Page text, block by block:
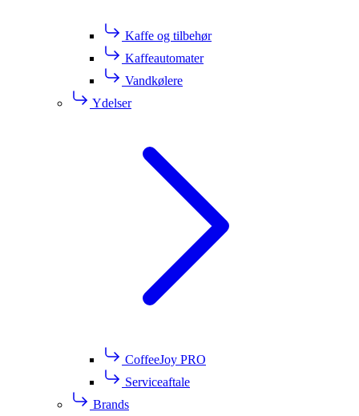
Kaffe og tilbehør
Kaffeautomater
Vandkølere
Ydelser
CoffeeJoy PRO
Serviceaftale
Brands